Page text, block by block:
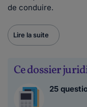
de conduire.
Lire la suite
Ce dossier
25